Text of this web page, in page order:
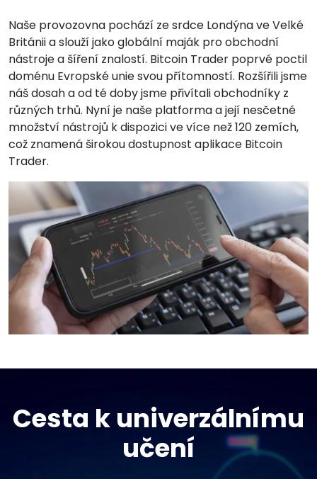
Naše provozovna pochází ze srdce Londýna ve Velké
Británii a slouží jako globální maják pro obchodní
nástroje a šíření znalostí. Bitcoin Trader poprvé poctil
doménu Evropské unie svou přítomností. Rozšířili jsme
náš dosah a od té doby jsme přivítali obchodníky z
různých trhů. Nyní je naše platforma a její nesčetné
množství nástrojů k dispozici ve více než 120 zemích,
což znamená širokou dostupnost aplikace Bitcoin
Trader.
Cesta k univerzálnímu
učení